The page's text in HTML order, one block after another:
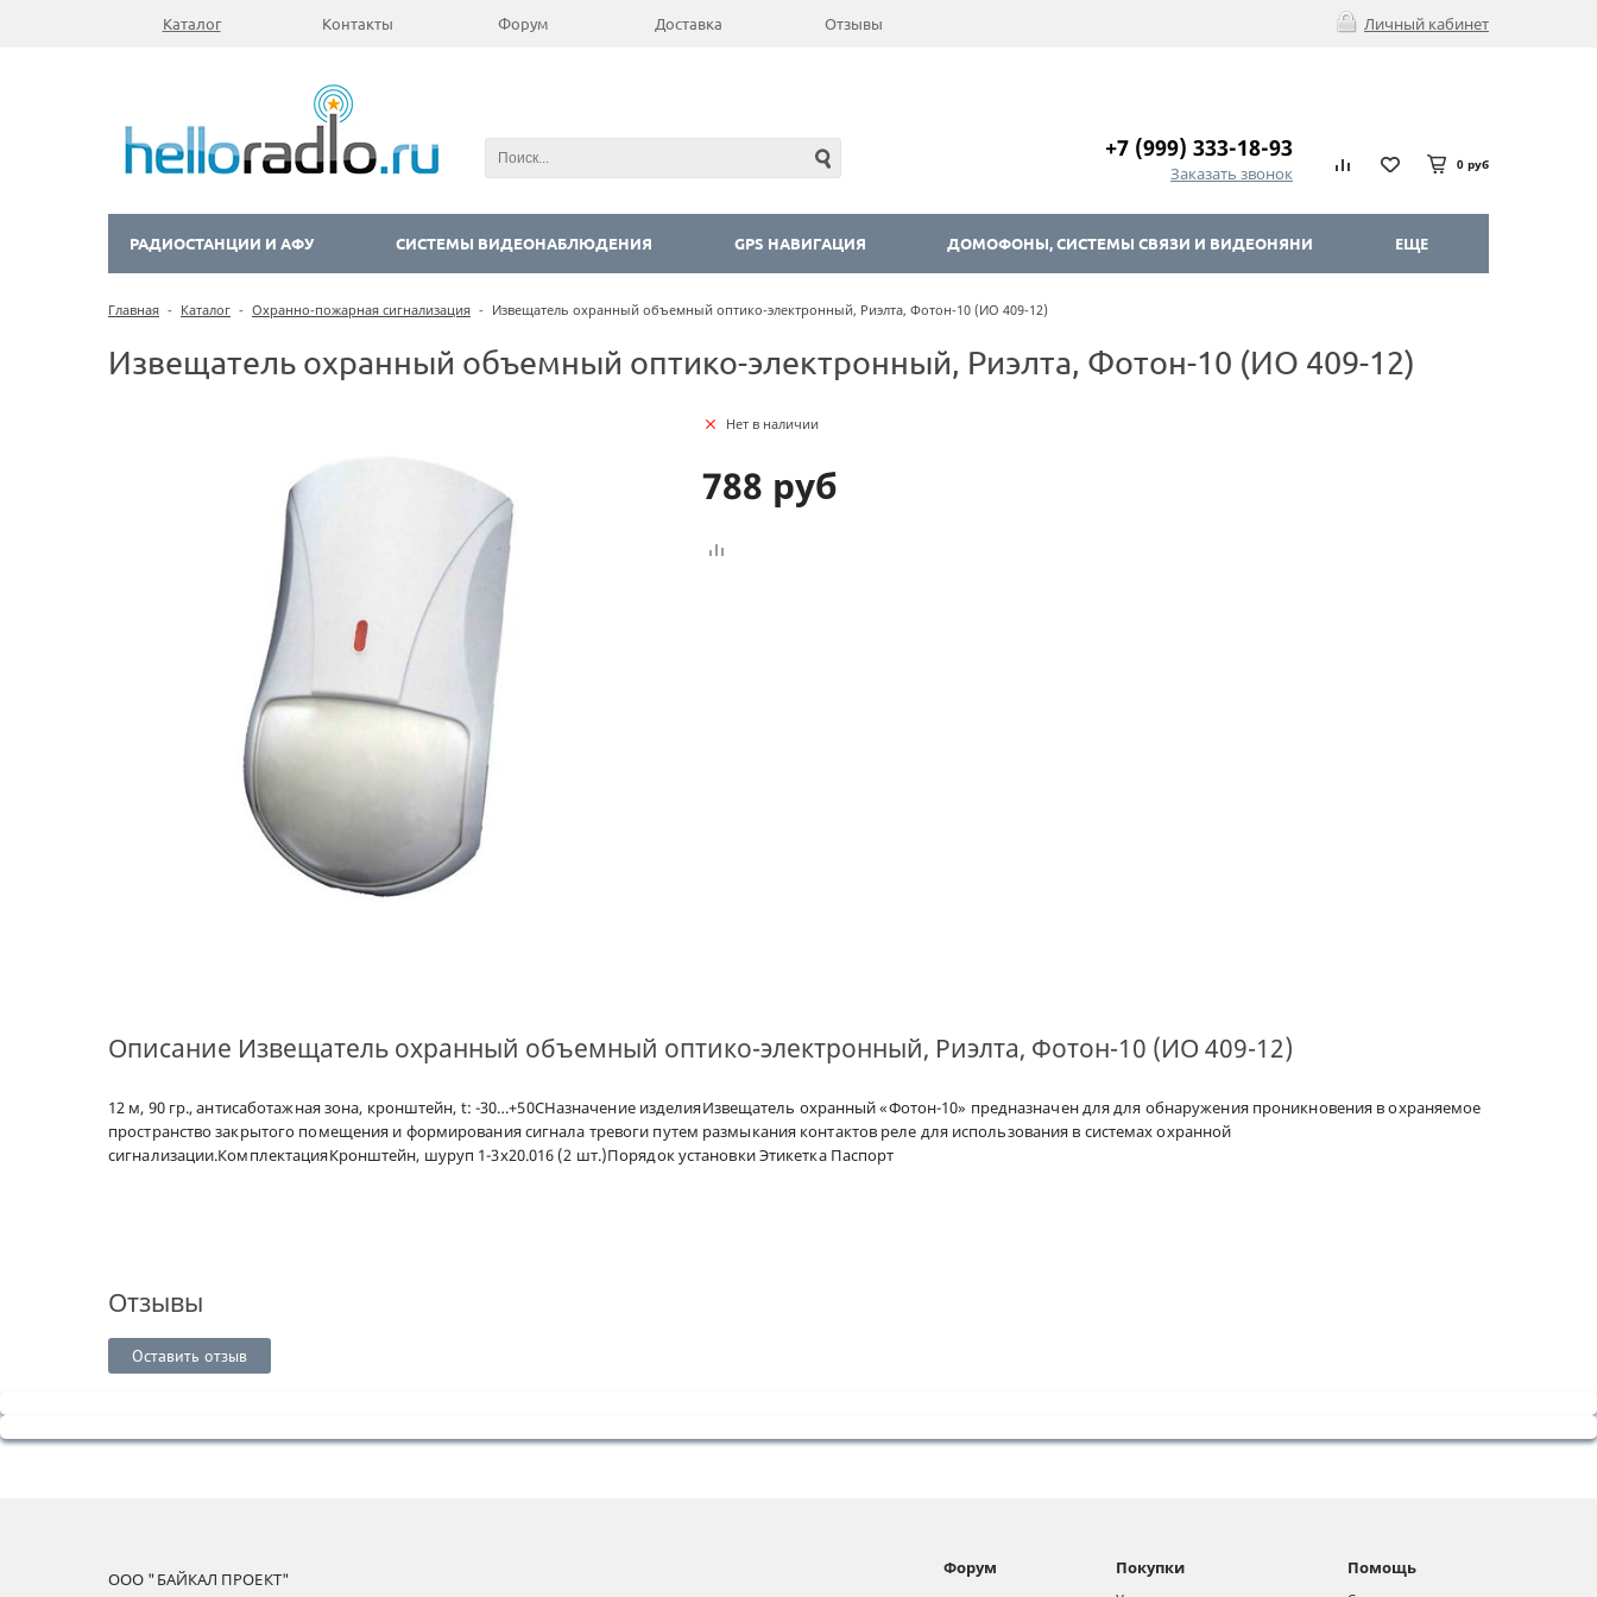
Личный кабинет
Каталог Контакты Форум Доставка Отзывы
+7 (999) 333-18-93
Заказать звонок 0 руб
РАДИОСТАНЦИИ И АФУ СИСТЕМЫ ВИДЕОНАБЛЮДЕНИЯ GPS НАВИГАЦИЯ ДОМОФОНЫ, СИСТЕМЫ СВЯЗИ И ВИДЕОНЯНИ ЕЩЕ
Главная - Каталог - Охранно-пожарная сигнализация - Извещатель охранный объемный оптико-электронный, Риэлта, Фотон-10 (ИО 409-12)
Извещатель охранный объемный оптико-электронный, Риэлта, Фотон-10 (ИО 409-12)
Нет в наличии
788 руб
Описание Извещатель охранный объемный оптико-электронный, Риэлта, Фотон-10 (ИО 409-12)
12 м, 90 гр., антисаботажная зона, кронштейн, t: -30…+50СНазначение изделияИзвещатель охранный «Фотон-10» предназначен для для обнаружения проникновения в охраняемое
пространство закрытого помещения и формирования сигнала тревоги путем размыкания контактов реле для использования в системах охранной
сигнализации.КомплектацияКронштейн, шуруп 1-3х20.016 (2 шт.)Порядок установки Этикетка Паспорт
Отзывы
Оставить отзыв
ООО "БАЙКАЛ ПРОЕКТ"
Форум Покупки Помощь